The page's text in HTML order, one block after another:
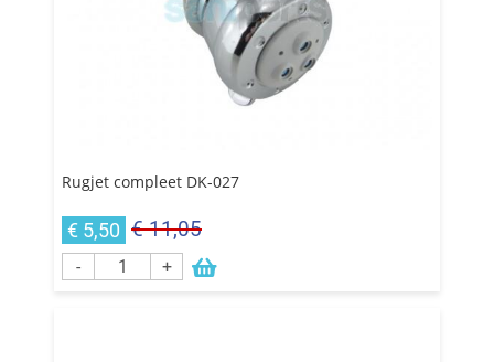
Rugjet compleet DK-027
€ 5,50 € 11,05
- +